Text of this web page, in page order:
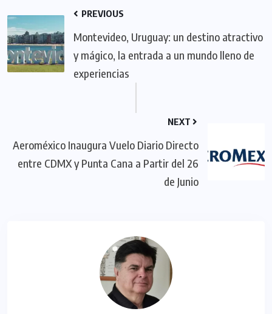
PREVIOUS
Montevideo, Uruguay: un destino atractivo
y mágico, la entrada a un mundo lleno de
experiencias
NEXT
Aeroméxico Inaugura Vuelo Diario Directo
entre CDMX y Punta Cana a Partir del 26
de Junio